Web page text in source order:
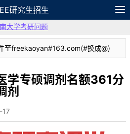
研究生招生
APP 笔记
大学考研问题
至freekaoyan#163.com(#换成@)
学专硕调剂名额361分
剂
17